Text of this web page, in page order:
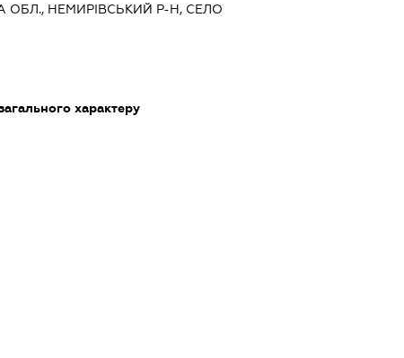
ОБЛ., НЕМИРІВСЬКИЙ Р-Н, СЕЛО
характеру